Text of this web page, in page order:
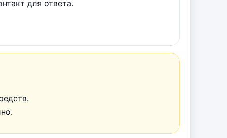
для ответа.